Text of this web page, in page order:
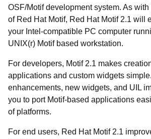
OSF/Motif development system. As
of Red Hat Motif, Red Hat Motif 2.1 will
your Intel-compatible PC computer
UNIX(r) Motif based workstation.
For developers, Motif 2.1 makes
applications and custom widgets
enhancements, new widgets, and UIL
you to port Motif-based applications
of platforms.
For end users, Red Hat Motif 2.1